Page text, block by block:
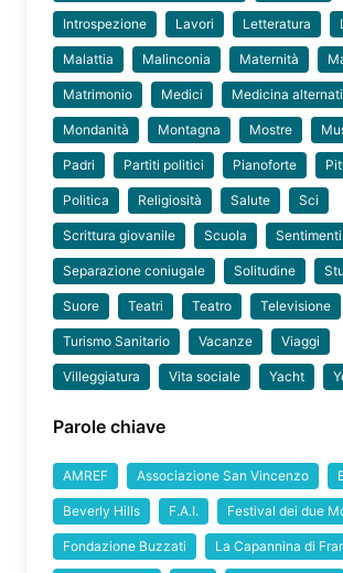
Introspezione Lavori Letteratura
Malattia Malinconia Maternità
Matrimonio Medici Medicina
Mondanità Montagna Mostre
Padri Partiti politici Pianoforte
Politica Religiosità Salute Sci
Scrittura giovanile Scuola Sentimenti
Separazione coniugale Solitudine
Suore Teatri Teatro Televisione
Turismo Sanitario Vacanze Viaggi
Villeggiatura Vita sociale Yacht
Parole chiave
AMREF Associazione San Vincenzo
Beverly Hills F.A.I. Festival dei due
Fondazione Buzzati La Capannina di